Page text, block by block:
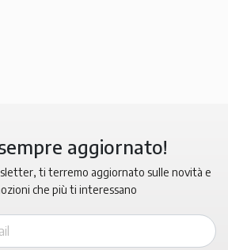
aggiornato!
ti terremo aggiornato sulle novità e
che più ti interessano